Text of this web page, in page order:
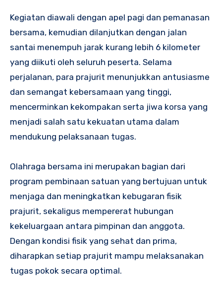
Kegiatan diawali dengan apel pagi dan pemanasan
bersama, kemudian dilanjutkan dengan jalan
santai menempuh jarak kurang lebih 6 kilometer
yang diikuti oleh seluruh peserta. Selama
perjalanan, para prajurit menunjukkan antusiasme
dan semangat kebersamaan yang tinggi,
mencerminkan kekompakan serta jiwa korsa yang
menjadi salah satu kekuatan utama dalam
mendukung pelaksanaan tugas.
Olahraga bersama ini merupakan bagian dari
program pembinaan satuan yang bertujuan untuk
menjaga dan meningkatkan kebugaran fisik
prajurit, sekaligus mempererat hubungan
kekeluargaan antara pimpinan dan anggota.
Dengan kondisi fisik yang sehat dan prima,
diharapkan setiap prajurit mampu melaksanakan
tugas pokok secara optimal.